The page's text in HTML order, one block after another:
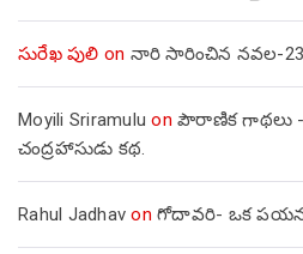
సురేఖ పులి on నారి సారించిన నవల-
Moyili Sriramulu on పౌరాణిక గాథలు -
చంద్రహాసుడు కథ.
Rahul Jadhav on గోదావరి- ఒక